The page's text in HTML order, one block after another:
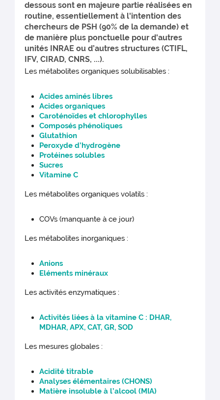
dessous sont en majeure partie réalisées en
routine, essentiellement à l'intention des
chercheurs de PSH (90% de la demande) et
de manière plus ponctuelle pour d'autres
unités INRAE ou d’autres structures (CTIFL,
IFV, CIRAD, CNRS, ...).
Les métabolites organiques solubilisables :
Acides aminés libres
Acides organiques
Caroténoïdes et chlorophylles
Composés phénoliques
Glutathion
Peroxyde d’hydrogène
Protéines solubles
Sucres
Vitamine C
Les métabolites organiques volatils :
COVs (manquante à ce jour)
Les métabolites inorganiques :
Anions
Eléments minéraux
Les activités enzymatiques :
Activités liées à la vitamine C : DHAR,
MDHAR, APX, CAT, GR, SOD
Les mesures globales :
Acidité titrable
Analyses élémentaires (CHONS)
Matière insoluble à l’alcool (MIA)